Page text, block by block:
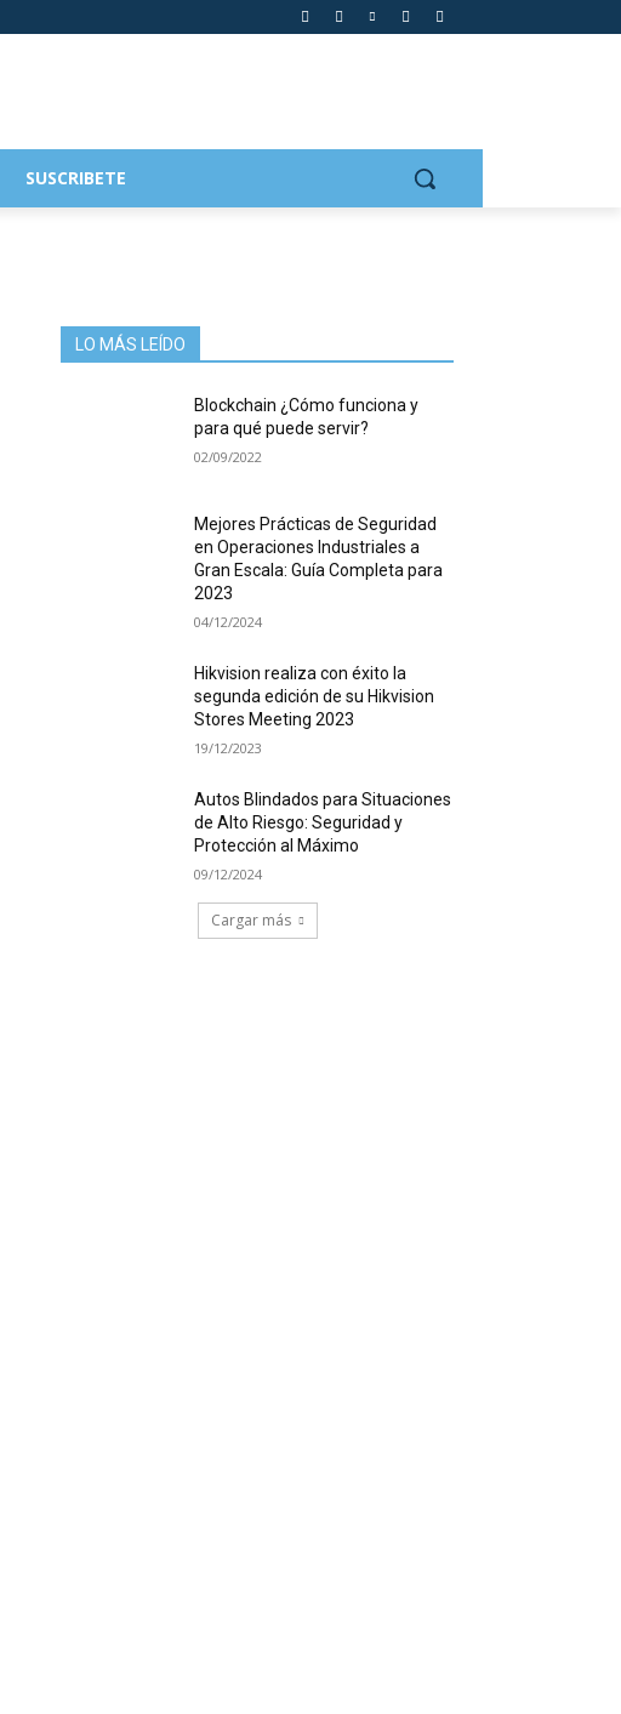
SUSCRIBETE
LO MÁS LEÍDO
Blockchain ¿Cómo funciona y
para qué puede servir?
02/09/2022
Mejores Prácticas de Seguridad
en Operaciones Industriales a
Gran Escala: Guía Completa para
2023
04/12/2024
Hikvision realiza con éxito la
segunda edición de su Hikvision
Stores Meeting 2023
19/12/2023
Autos Blindados para Situaciones
de Alto Riesgo: Seguridad y
Protección al Máximo
09/12/2024
Cargar más